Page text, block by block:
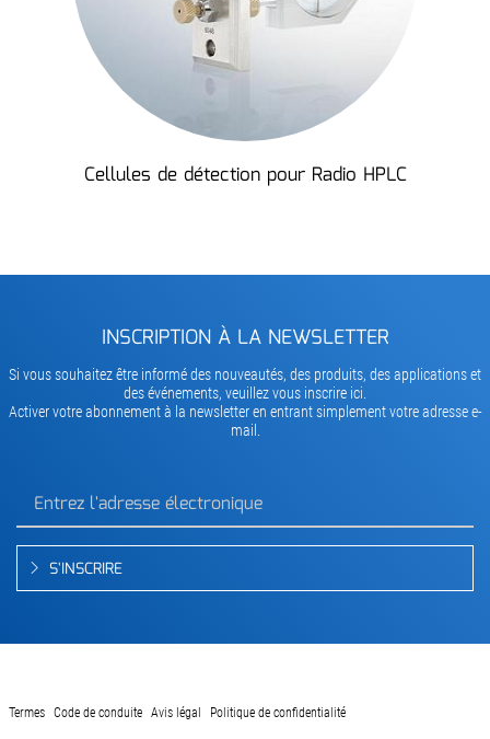
Cellules de détection pour Radio HPLC
INSCRIPTION À LA NEWSLETTER
Si vous souhaitez être informé des nouveautés, des produits, des applications et
des événements, veuillez vous inscrire ici.
Activer votre abonnement à la newsletter en entrant simplement votre adresse e-
mail.
S'INSCRIRE
Termes Code de conduite Avis légal Politique de confidentialité